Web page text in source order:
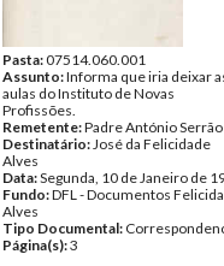
Pasta:07514.060.001
Assunto:Informa que iria deixar
aulas do Instituto de Novas
Profissões.
Remetente:Padre António Serrão
Destinatário:José da Felicidade
Alves
Data:Segunda, 10 de Janeiro de
Fundo:DFL - Documentos
Alves
Tipo Documental:
Página(s):3